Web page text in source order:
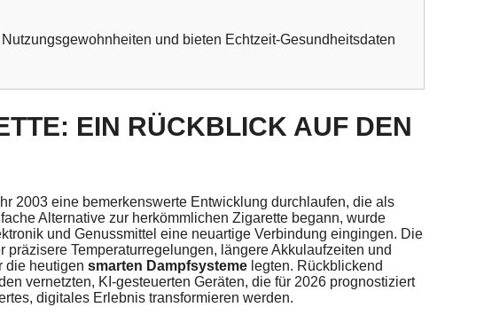
und bieten Echtzeit-Gesundheitsdaten
EIN RÜCKBLICK AUF DEN
2003 eine bemerkenswerte Entwicklung durchlaufen, die als
Alternative zur herkömmlichen Zigarette begann, wurde
und Genussmittel eine neuartige Verbindung eingingen. Die
präzisere Temperaturregelungen, längere Akkulaufzeiten und
die heutigen smarten Dampfsysteme legten. Rückblickend
vernetzten, KI-gesteuerten Geräten, die für 2026 prognostiziert
digitales Erlebnis transformieren werden.